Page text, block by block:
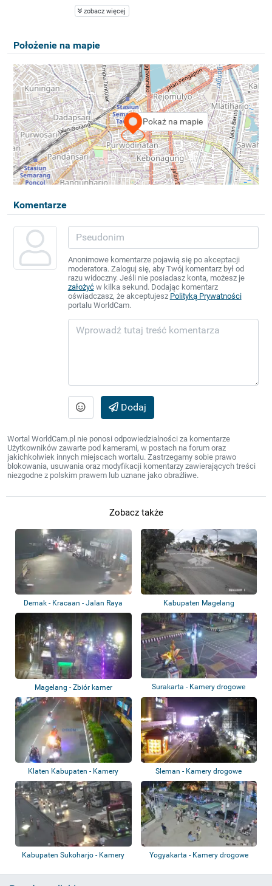
zobacz więcej
Położenie na mapie
Pokaż na mapie
Komentarze
Anonimowe komentarze pojawią się po akceptacji
moderatora. Zaloguj się, aby Twój komentarz był od
razu widoczny. Jeśli nie posiadasz konta, możesz je
założyćw kilka sekund. Dodając komentarz
oświadczasz, że akceptujesz Polityką Prywatności
portalu WorldCam.
Dodaj
Wortal WorldCam.pl nie ponosi odpowiedzialności za komentarze
Użytkowników zawarte pod kamerami, w postach na forum oraz
jakichkolwiek innych miejscach wortalu. Zastrzegamy sobie prawo
blokowania, usuwania oraz modyfikacji komentarzy zawierających treści
niezgodne z polskim prawem lub uznane jako obraźliwe.
Zobacz także
Demak - Kracaan - Jalan Raya
Pos
Kabupaten Magelang
Magelang - Zbiór kamer Surakarta - Kamery drogowe
Klaten Kabupaten - Kamery
drogowe
Sleman - Kamery drogowe
Kabupaten Sukoharjo - Kamery
Yogyakarta - Kamery drogowe